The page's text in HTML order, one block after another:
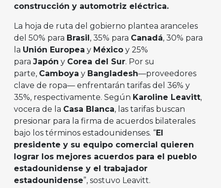
construcción y automotriz eléctrica.
La hoja de ruta del gobierno plantea aranceles
del 50% para Brasil , 35% para Canadá, 30% para
la Unión Europea y México y 25%
para Japón y Corea del Sur. Por su
parte, Camboya y Bangladesh—proveedores
clave de ropa— enfrentarán tarifas del 36% y
35%, respectivamente. Según Karoline Leavitt,
vocera de la Casa Blanca, las tarifas buscan
presionar para la firma de acuerdos bilaterales
bajo los términos estadounidenses. “El
presidente y su equipo comercial quieren
lograr los mejores acuerdos para el pueblo
estadounidense y el trabajador
estadounidense”, sostuvo Leavitt.